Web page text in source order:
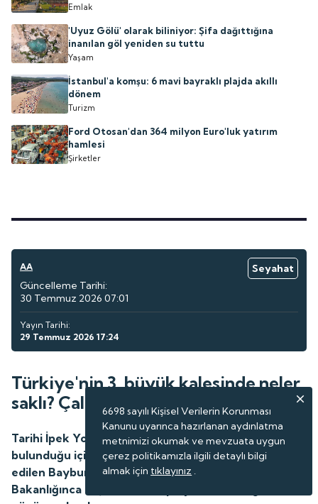
Emlak
'Uyuz Gölü' olarak biliniyor: Şifa dağıttığına
inanılan göl yeniden su tuttu
Yaşam
İstanbul'a komşu: 6 mavi bayraklı plajda akıllı
dönem
Turizm
Ford Otosan'dan 364 milyon Euro'luk yatırım
hamlesi
Şirketler
AA
Seyahat
Güncelleme Tarihi:
30 Temmuz 2026 07:01
Yayın Tarihi:
29 Temmuz 2026 17:24
Türkiye'nin 3. büyük kalesinde neler
saklı? Çalışmalar başladı
Tarihi İpek Yolu'nun stratejik bir noktasında
bulunduğu için asırlarca güvenilir üs olarak tercih
edilen Bayburt Kalesi'nde, Kültür ve Turizm
Bakanlığınca başlatılan kazı projesi ile tarih gün
6698 sayılı Kişisel Verilerin Korunması
Kanunu uyarınca hazırlanan aydınlatma
metnimizi okumak ve mevzuata uygun
çerez politikamızla ilgili detaylı bilgi
almak için tıklayınız .